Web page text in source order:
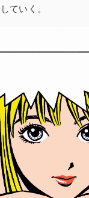
ていく。